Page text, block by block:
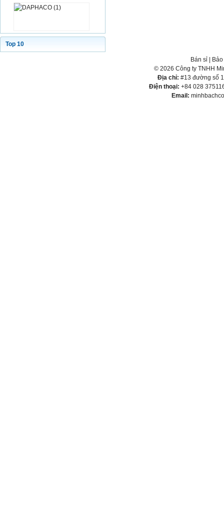
Top 10
Bán sỉ
© 2026 Công ty TNHH
Địa chỉ: #13 đường số
Điện thoại: +84 028
Email: